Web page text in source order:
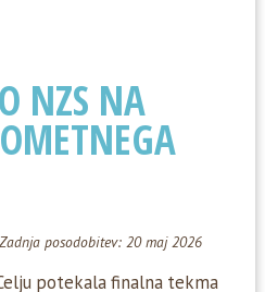
NZS NA
Zadnja posodobitev: 20 maj 2026
potekala finalna tekma